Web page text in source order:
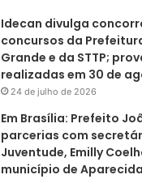
Idecan divulga
concursos da
Grande e da STTP;
realizadas em 30 de
24 de julho de 2026
Em Brasília: Prefeito
parcerias com
Juventude, Emilly
município de